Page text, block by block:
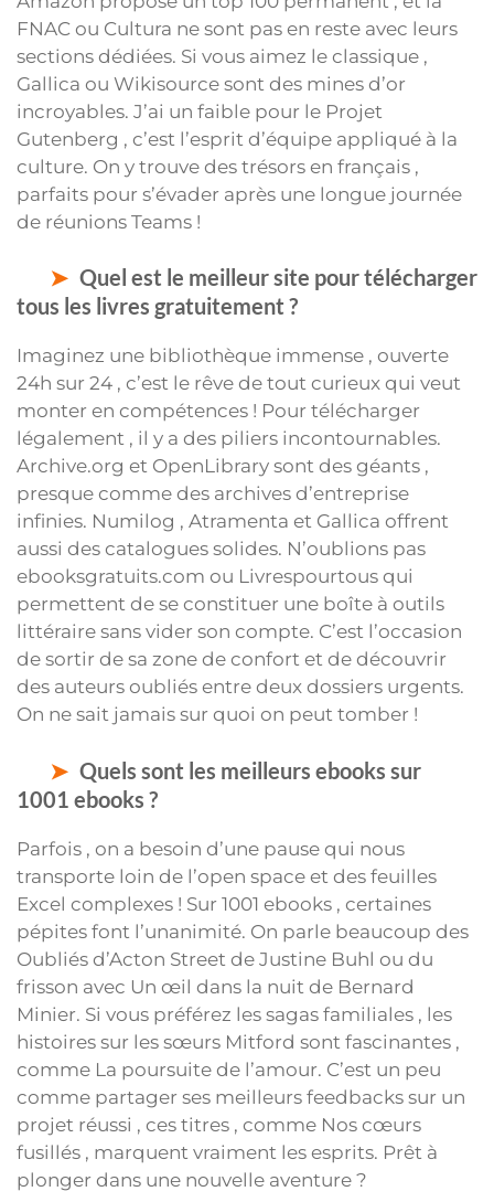
FNAC ou Cultura ne sont pas en reste avec leurs
sections dédiées. Si vous aimez le classique ,
Gallica ou Wikisource sont des mines d’or
incroyables. J’ai un faible pour le Projet
Gutenberg , c’est l’esprit d’équipe appliqué à la
culture. On y trouve des trésors en français ,
parfaits pour s’évader après une longue journée
de réunions Teams !
Quel est le meilleur site pour télécharger
tous les livres gratuitement ?
Imaginez une bibliothèque immense , ouverte
24h sur 24 , c’est le rêve de tout curieux qui veut
monter en compétences ! Pour télécharger
légalement , il y a des piliers incontournables.
Archive.org et OpenLibrary sont des géants ,
presque comme des archives d’entreprise
infinies. Numilog , Atramenta et Gallica offrent
aussi des catalogues solides. N’oublions pas
ebooksgratuits.com ou Livrespourtous qui
permettent de se constituer une boîte à outils
littéraire sans vider son compte. C’est l’occasion
de sortir de sa zone de confort et de découvrir
des auteurs oubliés entre deux dossiers urgents.
On ne sait jamais sur quoi on peut tomber !
Quels sont les meilleurs ebooks sur
1001 ebooks ?
Parfois , on a besoin d’une pause qui nous
transporte loin de l’open space et des feuilles
Excel complexes ! Sur 1001 ebooks , certaines
pépites font l’unanimité. On parle beaucoup des
Oubliés d’Acton Street de Justine Buhl ou du
frisson avec Un œil dans la nuit de Bernard
Minier. Si vous préférez les sagas familiales , les
histoires sur les sœurs Mitford sont fascinantes ,
comme La poursuite de l’amour. C’est un peu
comme partager ses meilleurs feedbacks sur un
projet réussi , ces titres , comme Nos cœurs
fusillés , marquent vraiment les esprits. Prêt à
plonger dans une nouvelle aventure ?